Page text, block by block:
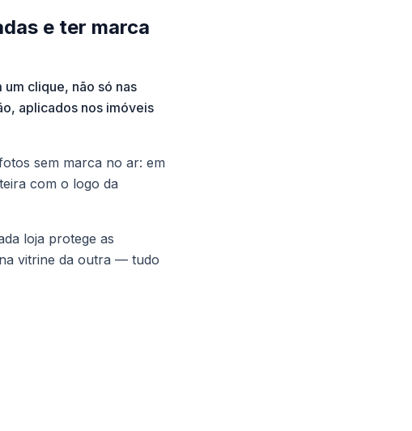
e ter marca
clique, não só nas
aplicados nos imóveis
sem marca no ar: em
com o logo da
loja protege as
vitrine da outra — tudo